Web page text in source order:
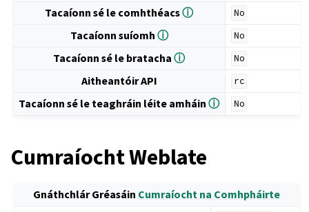
Tacaíonn sé le comhthéacsⓘ No
Tacaíonn suíomhⓘ No
Tacaíonn sé le bratachaⓘ No
Aitheantóir API rc
Tacaíonn sé le teaghráin léite amháinⓘ No
Cumraíocht Weblate
Gnáthchlár Gréasáin Cumraíocht na Comhpháirte